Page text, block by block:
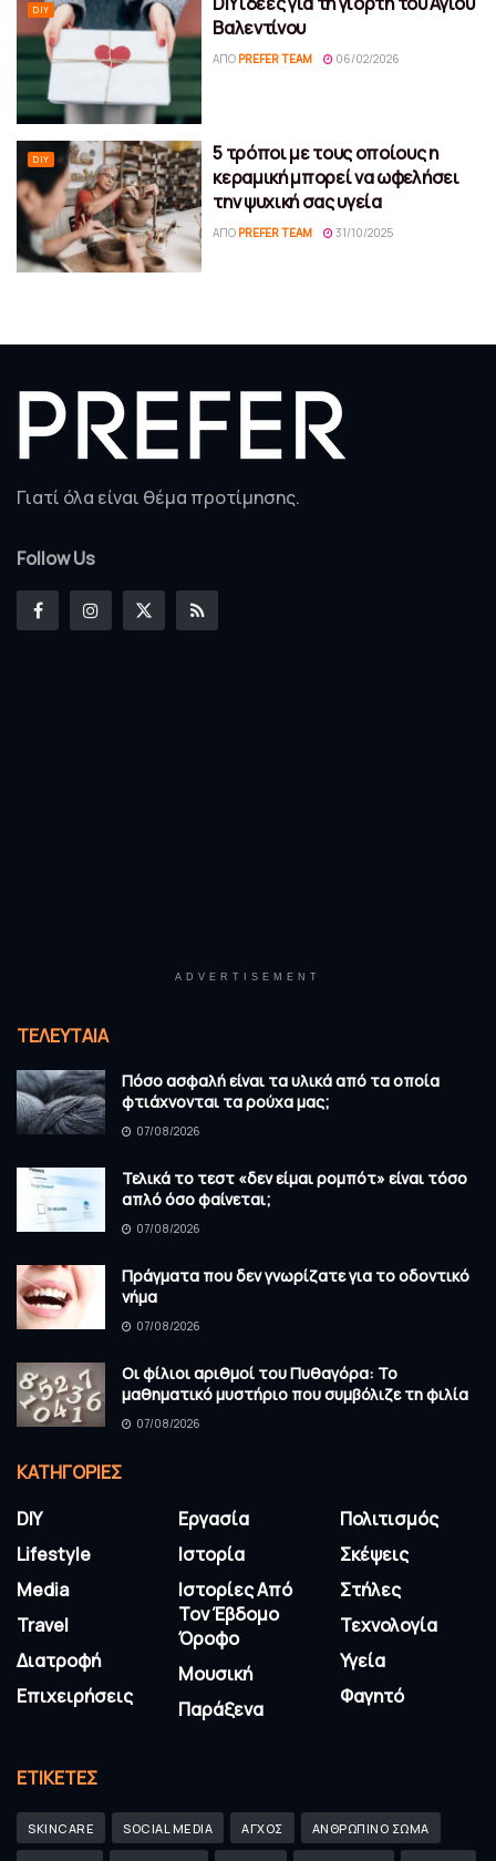
DIY
Βαλεντίνου
ΑΠΌ PREFER TEAM 06/02/2026
DIY
5 τρόποι με τους οποίους η
κεραμική μπορεί να ωφελήσει
την ψυχική σας υγεία
ΑΠΌ PREFER TEAM 31/10/2025
Γιατί όλα είναι θέμα προτίμησης.
Follow Us
ADVERTISEMENT
ΤΕΛΕΥΤΑΊΑ
Πόσο ασφαλή είναι τα υλικά από τα οποία
φτιάχνονται τα ρούχα μας;
07/08/2026
Τελικά το τεστ «δεν είμαι ρομπότ» είναι τόσο
απλό όσο φαίνεται;
07/08/2026
Πράγματα που δεν γνωρίζατε για το οδοντικό
νήμα
07/08/2026
Οι φίλιοι αριθμοί του Πυθαγόρα: Το
μαθηματικό μυστήριο που συμβόλιζε τη φιλία
07/08/2026
KΑΤΗΓΟΡΊΕΣ
DIY
Lifestyle
Media
Travel
Διατροφή
Επιχειρήσεις
Εργασία
Ιστορία
Ιστορίες Από
Τον Έβδομο
Όροφο
Μουσική
Παράξενα
Πολιτισμός
Σκέψεις
Στήλες
Τεχνολογία
Υγεία
Φαγητό
ΕΤΙΚΈΤΕΣ
SKINCARE SOCIAL MEDIA ΑΓΧΟΣ ΑΝΘΡΩΠΙΝΟ ΣΩΜΑ